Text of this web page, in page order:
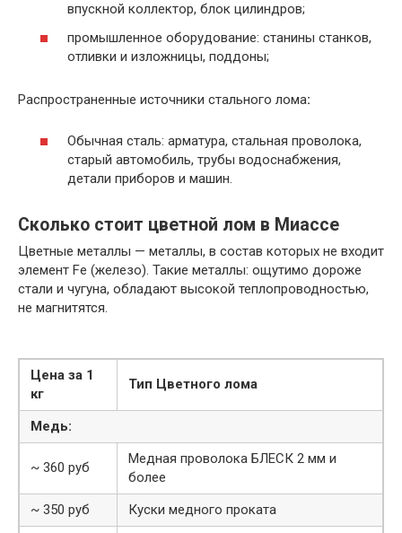
впускной коллектор, блок цилиндров;
промышленное оборудование: станины станков,
отливки и изложницы, поддоны;
Распространенные источники стального лома:
Обычная сталь: арматура, стальная проволока,
старый автомобиль, трубы водоснабжения,
детали приборов и машин.
Сколько стоит цветной лом в Миассе
Цветные металлы — металлы, в состав которых не входит
элемент Fe (железо). Такие металлы: ощутимо дороже
стали и чугуна, обладают высокой теплопроводностью,
не магнитятся.
Цена за 1
кг
Тип Цветного лома
Медь:
~ 360 руб
Медная проволока БЛЕСК 2 мм и
более
~ 350 руб
Куски медного проката